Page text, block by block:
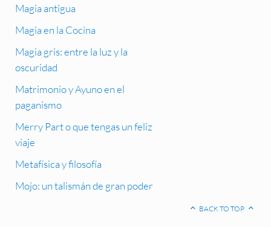
Magia antigua
Magia en la Cocina
Magia gris: entre la luz y la
oscuridad
Matrimonio y Ayuno en el
paganismo
Merry Part o que tengas un feliz
viaje
Metafísica y filosofía
Mojo: un talismán de gran poder
BACK TO TOP